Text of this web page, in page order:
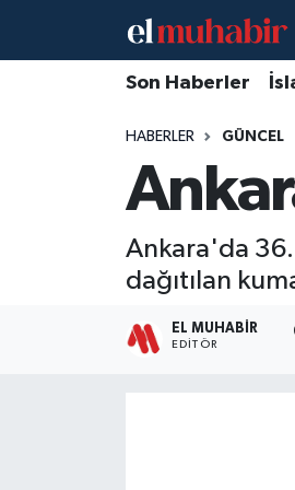
Son Haberler
HABERLER GÜNCEL
Ankara'da 36.
dağıtılan
EL MUHABIR
EDITÖR
Hava Durumu
Trafik Durumu
Süper Lig Puan Durumu ve
Tüm Manşetler